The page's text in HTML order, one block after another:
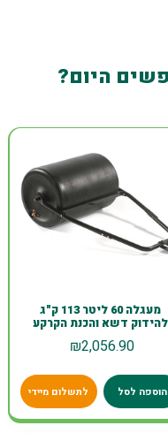
היום?
מעגלה 60 ליטר 113 ק"ג
להידוק דשא והכנת הקרקע
₪2,056.90
הוספה לסל לתשלום מיידי